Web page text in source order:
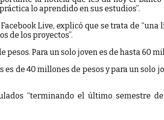
lo aprendido en sus estudios”.
Live, explicó que se trata de “una
de los proyectos”.
Para un solo joven es de hasta 60
de 40 millones de pesos y para un solo
“terminando el último semestre